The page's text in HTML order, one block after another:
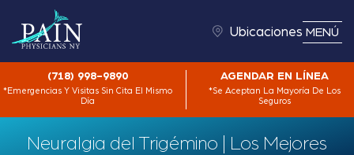
Ubicaciones MENÚ
(718) 998-9890
*Emergencias Y Visitas Sin Cita El Mismo
Día
AGENDAR EN LÍNEA
*Se Aceptan La Mayoría De Los
Seguros
Neuralgia del Trigémino | Los Mejores